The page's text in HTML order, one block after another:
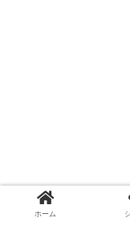
ホーム